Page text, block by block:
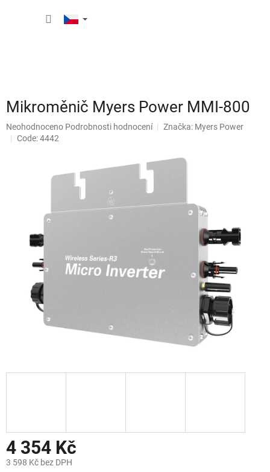
Mikroměnič Myers Power MMI-800
Průměrné
hodnocení
Neohodnoceno Podrobnosti hodnocení Značka: Myers Power
Code: 4442
4 354 Kč
3 598 Kč bez DPH